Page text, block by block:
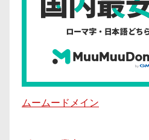
ムームードメイン